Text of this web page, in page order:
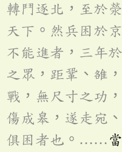
轉鬥逐北，至於
天下。然兵困於
不能進者，三年
之眾，距鞏、雒
戰，無尺寸之功
傷成皋，遂走宛
俱困者也。……